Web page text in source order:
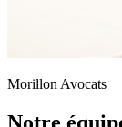
Morillon Avocats
Notre